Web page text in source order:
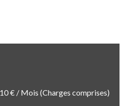
€ / Mois (Charges comprises)